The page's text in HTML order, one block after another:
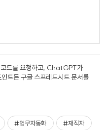
드를 요청하고, ChatGPT가
트든 구글 스프레드시트 문서를
#업무자동화 #재직자